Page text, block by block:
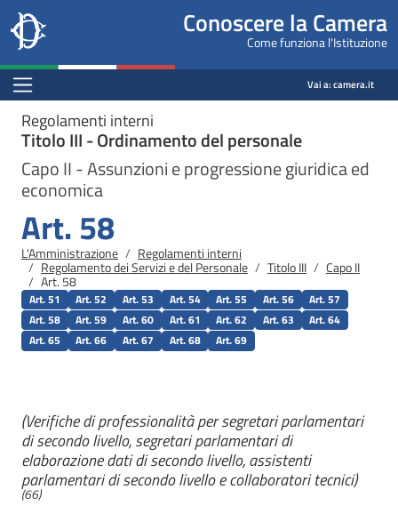
Salta al contenuto principale
Salta al menu di navigazione
Site
header
block
Camera dei deputati
Conoscere la Camera
Come funziona l'Istituzione
Menu Bar block Vai a:camera.it
Regolamenti interni
Titolo III - Ordinamento del personale
Capo II - Assunzioni e progressione giuridica ed
economica
Art. 58
Briciole di pane
L'Amministrazione Regolamenti interni
Regolamento dei Servizi e del Personale Titolo III Capo II
Art. 58
Art. 51 Art. 52 Art. 53 Art. 54 Art. 55 Art. 56
Art. 57
Art. 58
Art. 59 Art. 60 Art. 61 Art. 62 Art. 63
Art. 64
Art. 65
Art. 66 Art. 67 Art. 68 Art. 69
(Verifiche di professionalità per segretari parlamentari
di secondo livello, segretari parlamentari di
elaborazione dati di secondo livello, assistenti
parlamentari di secondo livello e collaboratori tecnici)
(66)
Fine pagina
Salta al contenuto principale
Salta al menu di navigazione
Vai a inizio pagina